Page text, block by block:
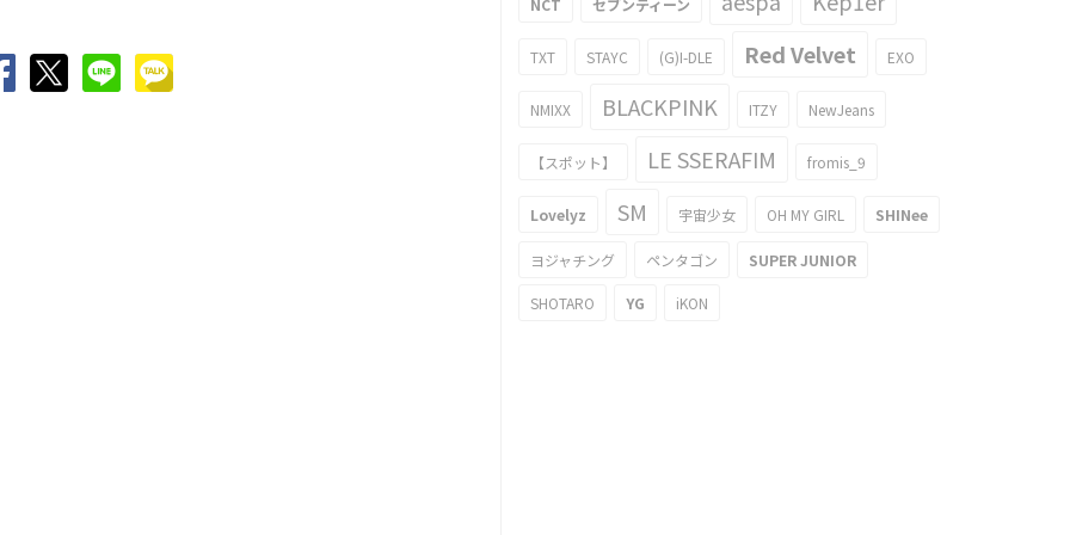
NCT セブンティーン
TXT STAYC (G)I-DLE Red Velvet EXO
NMIXX BLACKPINK ITZY NewJeans
【スポット】 LE SSERAFIM fromis_9
Lovelyz SM 宇宙少女 OH MY GIRL SHINee
ヨジャチング ペンタゴン SUPER JUNIOR
SHOTARO YG iKON